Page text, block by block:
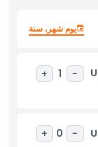
وتغادر
يوم شهر، سنة
-
1
+
-
0
+